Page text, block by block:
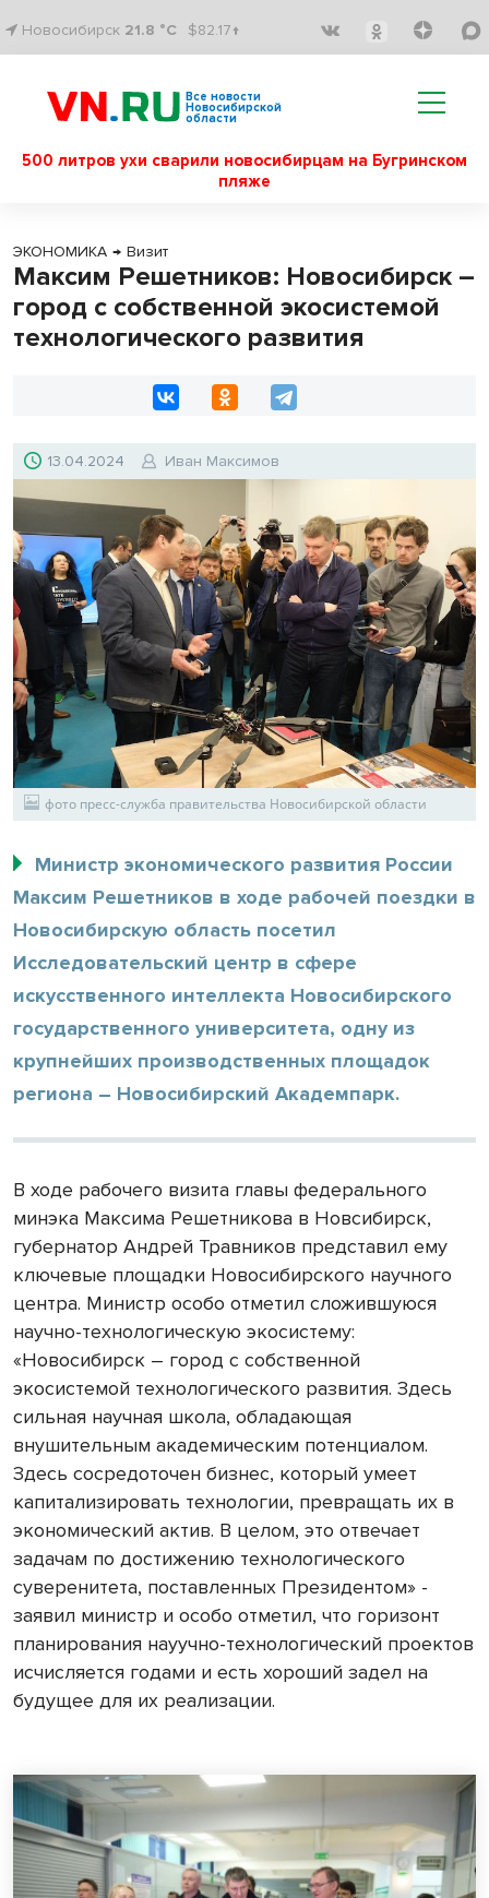
Новосибирск 21.8 °C $82.17↑
Все новости
Новосибирской
области
500 литров ухи сварили новосибирцам на Бугринском
пляже
ЭКОНОМИКА → Визит
Максим Решетников: Новосибирск –
город с собственной экосистемой
технологического развития
13.04.2024 Иван Максимов
фото пресс-служба правительства Новосибирской области
Министр экономического развития России
Максим Решетников в ходе рабочей поездки в
Новосибирскую область посетил
Исследовательский центр в сфере
искусственного интеллекта Новосибирского
государственного университета, одну из
крупнейших производственных площадок
региона – Новосибирский Академпарк.
В ходе рабочего визита главы федерального
минэка Максима Решетникова в Новсибирск,
губернатор Андрей Травников представил ему
ключевые площадки Новосибирского научного
центра. Министр особо отметил сложившуюся
научно-технологическую экосистему:
«Новосибирск – город с собственной
экосистемой технологического развития. Здесь
сильная научная школа, обладающая
внушительным академическим потенциалом.
Здесь сосредоточен бизнес, который умеет
капитализировать технологии, превращать их в
экономический актив. В целом, это отвечает
задачам по достижению технологического
суверенитета, поставленных Президентом» -
заявил министр и особо отметил, что горизонт
планирования науучно-технологический проектов
исчисляется годами и есть хороший задел на
будущее для их реализации.